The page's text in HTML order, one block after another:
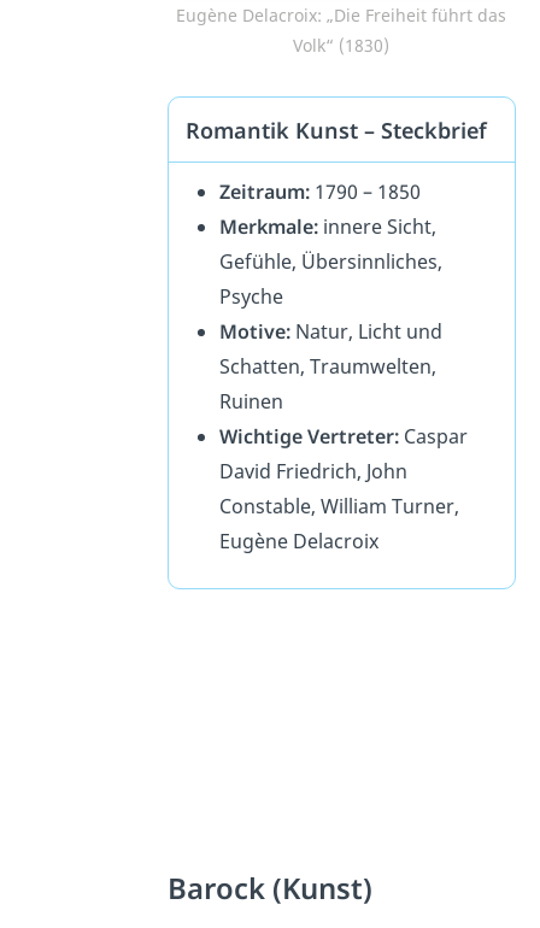
Eugène Delacroix: „Die Freiheit führt das
Volk“ (1830)
Romantik Kunst – Steckbrief
Zeitraum: 1790 – 1850
Merkmale: innere Sicht,
Gefühle, Übersinnliches,
Psyche
Motive:Natur, Licht und
Schatten, Traumwelten,
Ruinen
Wichtige Vertreter: Caspar
David Friedrich, John
Constable, William Turner,
Eugène Delacroix
Barock (Kunst)